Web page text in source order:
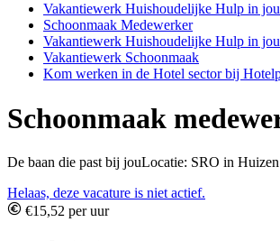
Vakantiewerk Huishoudelijke Hulp in
Schoonmaak Medewerker
Vakantiewerk Huishoudelijke Hulp in
Vakantiewerk Schoonmaak
Kom werken in de Hotel sector bij
Schoonmaak
De baan die past bij jouLocatie: SRO in
Helaas, deze vacature is niet actief.
€15,52 per uur